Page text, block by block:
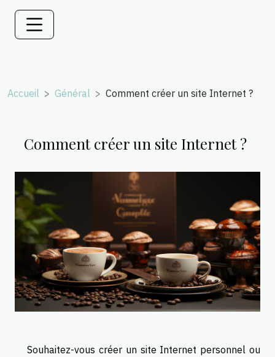
Accueil Général Comment créer un site Internet ?
Comment créer un site Internet ?
Souhaitez-vous créer un site Internet personnel ou